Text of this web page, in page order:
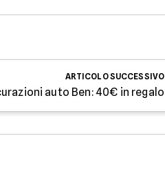
ARTICOLOSUCCESSIVO
auto Ben: 40€ in regalo